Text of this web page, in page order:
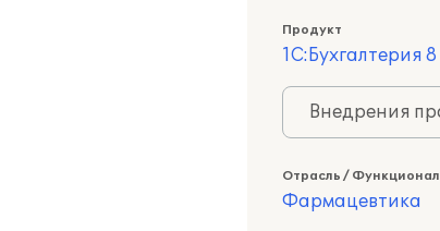
Продукт
1С:Бухгалтерия 8
Внедрения
Отрасль /
Фармацевтика